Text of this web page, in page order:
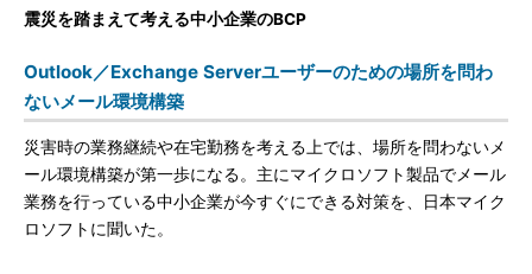
震災を踏まえて考える中小企業のBCP
Outlook／Exchange Serverユーザーのための場所を問わ
ないメール環境構築
災害時の業務継続や在宅勤務を考える上では、場所を問わないメ
ール環境構築が第一歩になる。主にマイクロソフト製品でメール
業務を行っている中小企業が今すぐにできる対策を、日本マイク
ロソフトに聞いた。